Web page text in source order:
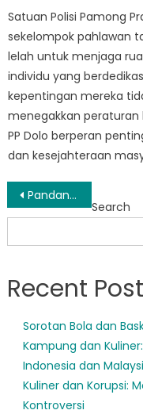
Satuan Polisi Pamong
sekelompok pahlawan
lelah untuk menjaga
individu yang
kepentingan mereka
menegakkan
PP Dolo berperan
dan kesejahteraan
Post
navigation
Pandangan Ke Dalam Satpol PP Pipikoro: Menjaga Keamanan Masyarakat
Search
Recent
Sorotan Bola dan
Kampung dan
Indonesia dan
Kuliner dan Korupsi:
Kontroversi